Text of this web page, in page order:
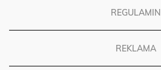
REGULAMIN
REKLAMA